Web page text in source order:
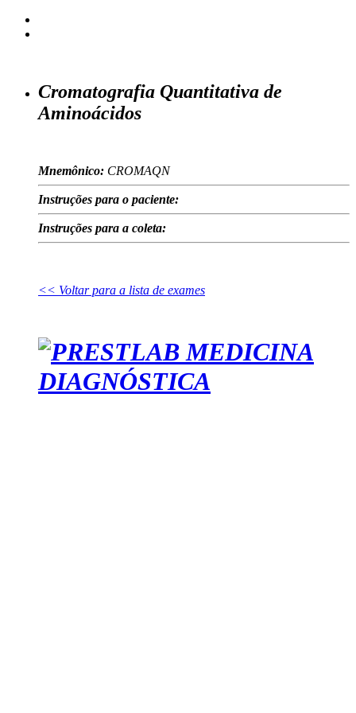
Cromatografia Quantitativa de
Aminoácidos
Mnemônico: CROMAQN
Instruções para o paciente:
Instruções para a coleta:
<< Voltar para a lista de exames